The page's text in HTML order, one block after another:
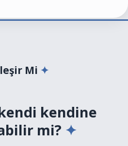
Mi
kendine
mi?